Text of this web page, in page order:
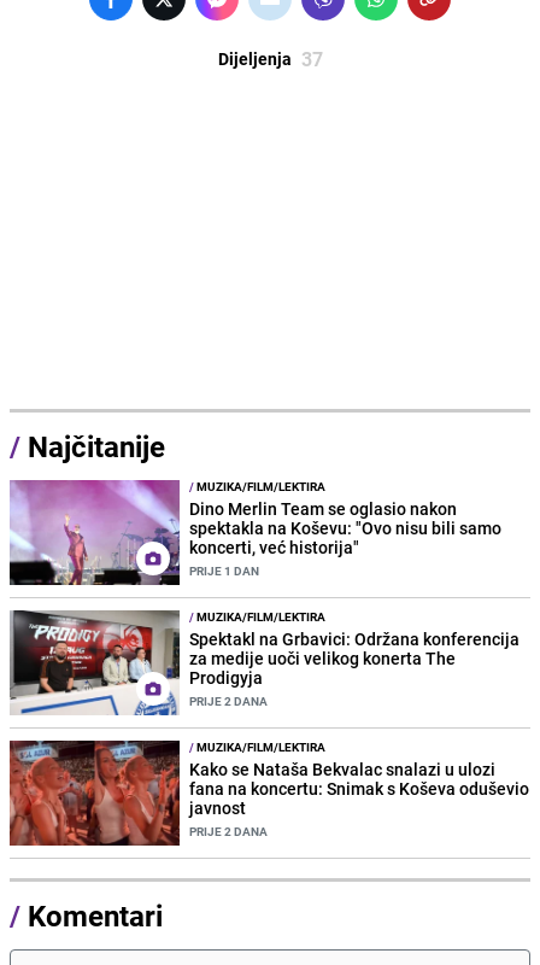
Dijeljenja 37
/ Najčitanije
/MUZIKA/FILM/LEKTIRA
Dino Merlin Team se oglasio nakon
spektakla na Koševu: "Ovo nisu bili samo
koncerti, već historija"
PRIJE 1 DAN
/MUZIKA/FILM/LEKTIRA
Spektakl na Grbavici: Održana konferencija
za medije uoči velikog konerta The
Prodigyja
PRIJE 2 DANA
/MUZIKA/FILM/LEKTIRA
Kako se Nataša Bekvalac snalazi u ulozi
fana na koncertu: Snimak s Koševa oduševio
javnost
PRIJE 2 DANA
/ Komentari